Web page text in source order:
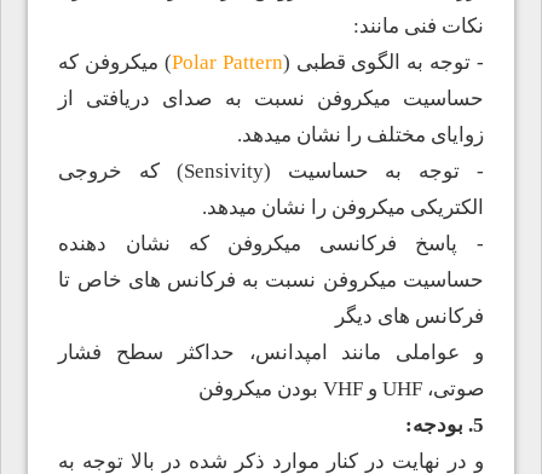
نکات فنی مانند:
- توجه به الگوی قطبی (Polar Pattern) میکروفن که
حساسیت میکروفن نسبت به صدای دریافتی از
زوایای مختلف را نشان میدهد.
- توجه به حساسیت (Sensivity) که خروجی
الکتریکی میکروفن را نشان میدهد.
- پاسخ فرکانسی میکروفن که نشان دهنده
حساسیت میکروفن نسبت به فرکانس های خاص تا
فرکانس های دیگر
و عواملی مانند امپدانس، حداکثر سطح فشار
صوتی، UHF و VHF بودن میکروفن
5. بودجه:
و در نهایت در کنار موارد ذکر شده در بالا توجه به